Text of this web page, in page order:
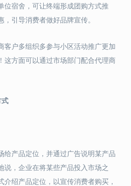
位宿舍，可让终端形成团购方式推
引导消费者做好品牌宣传。
客户多组织多参与小区活动推广更加
这方面可以通过市场部门配合代理商
给产品定位，并通过广告说明某产品
说，企业在将某些产品投入市场之
绍产品定位，以宣传消费者购买，